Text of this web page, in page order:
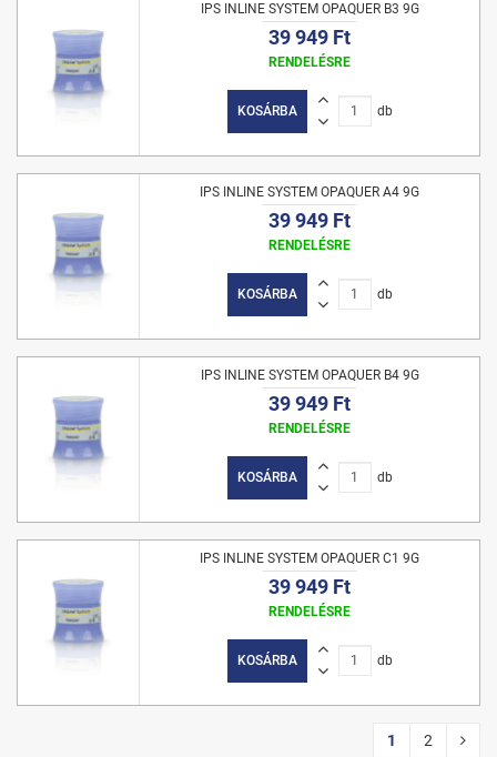
IPS INLINE SYSTEM OPAQUER B3 9G
39 949 Ft
RENDELÉSRE
KOSÁRBA db
IPS INLINE SYSTEM OPAQUER A4 9G
39 949 Ft
RENDELÉSRE
KOSÁRBA db
IPS INLINE SYSTEM OPAQUER B4 9G
39 949 Ft
RENDELÉSRE
KOSÁRBA db
IPS INLINE SYSTEM OPAQUER C1 9G
39 949 Ft
RENDELÉSRE
KOSÁRBA db
1 2